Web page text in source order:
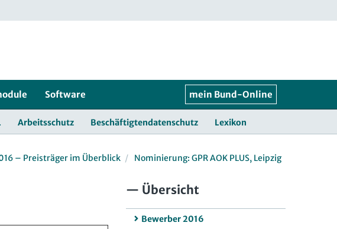
Software mein Bund-Online
Arbeitsschutz Beschäftigtendatenschutz Lexikon
– Preisträger im Überblick Nominierung: GPR AOK PLUS, Leipzig
Übersicht
Bewerber 2016